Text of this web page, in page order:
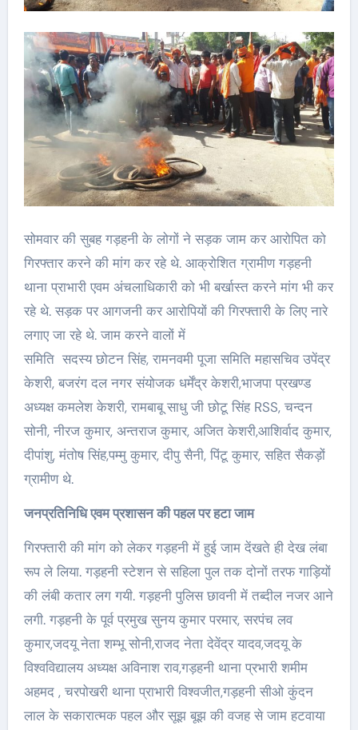
सोमवार की सुबह गड़हनी के लोगों ने सड़क जाम कर आरोपित को
गिरफ्तार करने की मांग कर रहे थे. आक्रोशित ग्रामीण गड़हनी
थाना प्राभारी एवम अंचलाधिकारी को भी बर्खास्त करने मांग भी कर
रहे थे. सड़क पर आगजनी कर आरोपियों की गिरफ्तारी के लिए नारे
लगाए जा रहे थे. जाम करने वालों में
समिति सदस्य छोटन सिंह, रामनवमी पूजा समिति महासचिव उपेंद्र
केशरी, बजरंग दल नगर संयोजक धर्मेंद्र केशरी,भाजपा प्रखण्ड
अध्यक्ष कमलेश केशरी, रामबाबू साधु जी छोटू सिंह RSS, चन्दन
सोनी, नीरज कुमार, अन्तराज कुमार, अजित केशरी,आशिर्वाद कुमार,
दीपांशु, मंतोष सिंह,पम्मु कुमार, दीपु सैनी, पिंटू कुमार, सहित सैकड़ों
ग्रामीण थे.
जनप्रतिनिधि एवम प्रशासन की पहल पर हटा जाम
गिरफ्तारी की मांग को लेकर गड़हनी में हुई जाम देंखते ही देख लंबा
रूप ले लिया. गड़हनी स्टेशन से सहिला पुल तक दोनों तरफ गाड़ियों
की लंबी कतार लग गयी. गड़हनी पुलिस छावनी में तब्दील नजर आने
लगी. गड़हनी के पूर्व प्रमुख सुनय कुमार परमार, सरपंच लव
कुमार,जदयू नेता शम्भू सोनी,राजद नेता देवेंद्र यादव,जदयू के
विश्वविद्यालय अध्यक्ष अविनाश राव,गड़हनी थाना प्रभारी शमीम
अहमद , चरपोखरी थाना प्राभारी विश्वजीत,गड़हनी सीओ कुंदन
लाल के सकारात्मक पहल और सूझ बूझ की वजह से जाम हटवाया